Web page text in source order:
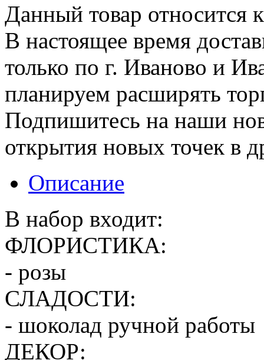
Данный товар относится
В настоящее время
только по г. Иваново и
планируем расширять
Подпишитесь на наши
открытия новых точек в
Описание
В набор входит:
ФЛОРИСТИКА:
- розы
СЛАДОСТИ:
- шоколад ручной работы
ДЕКОР: